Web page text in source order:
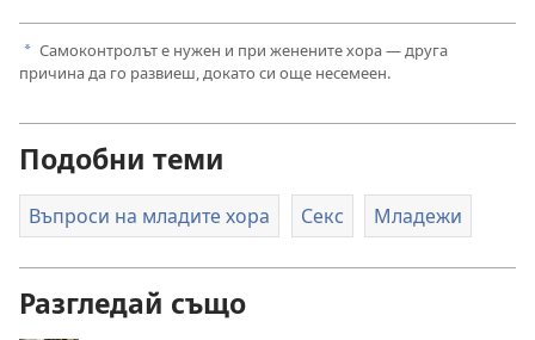
a Самоконтролът е нужен и при женените хора — друга
причина да го развиеш, докато си още несемеен.
Подобни теми
Въпроси на младите хора Секс Младежи
Разгледай също